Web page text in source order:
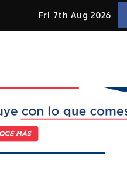
Fri 7th Aug 2026